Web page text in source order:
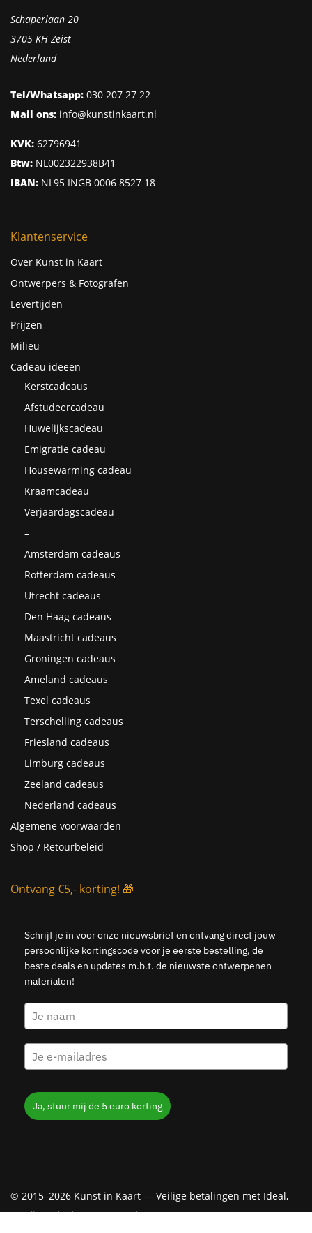
Schaperlaan 20
3705 KH Zeist
Nederland
Tel/Whatsapp: 030 207 27 22
Mail ons: info@kunstinkaart.nl
KVK: 62796941
Btw: NL002322938B41
IBAN: NL95 INGB 0006 8527 18
Klantenservice
Over Kunst in Kaart
Ontwerpers & Fotografen
Levertijden
Prijzen
Milieu
Cadeau ideeën
Kerstcadeaus
Afstudeercadeau
Huwelijkscadeau
Emigratie cadeau
Housewarming cadeau
Kraamcadeau
Verjaardagscadeau
–
Amsterdam cadeaus
Rotterdam cadeaus
Utrecht cadeaus
Den Haag cadeaus
Maastricht cadeaus
Groningen cadeaus
Ameland cadeaus
Texel cadeaus
Terschelling cadeaus
Friesland cadeaus
Limburg cadeaus
Zeeland cadeaus
Nederland cadeaus
Algemene voorwaarden
Shop / Retourbeleid
Ontvang €5,- korting! 🎁
Schrijf je in voor onze nieuwsbrief en ontvang direct jouw
persoonlijke kortingscode voor je eerste bestelling, de
beste deals en updates m.b.t. de nieuwste ontwerpenen
materialen!
Ja, stuur mij de 5 euro korting
© 2015–2026 Kunst in Kaart — Veilige betalingen met Ideal,
Creditcard, Klarna & PayPal